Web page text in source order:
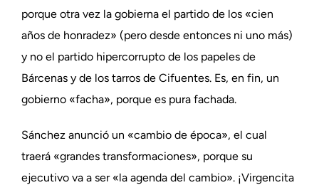
porque otra vez la gobierna el partido de los «cien
años de honradez» (pero desde entonces ni uno más)
y no el partido hipercorrupto de los papeles de
Bárcenas y de los tarros de Cifuentes. Es, en fin, un
gobierno «facha», porque es pura fachada.
Sánchez anunció un «cambio de época», el cual
traerá «grandes transformaciones», porque su
ejecutivo va a ser «la agenda del cambio». ¡Virgencita